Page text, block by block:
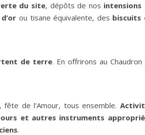
du site, dépôts de nos intensions
ou tisane équivalente, des biscuits
de terre. En offrirons au Chaudron
fête de l’Amour, tous ensemble.
et autres instruments
.